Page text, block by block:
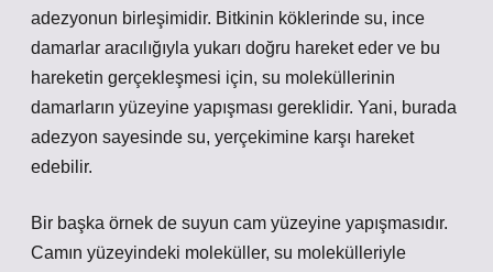
adezyonun birleşimidir. Bitkinin köklerinde su, ince
damarlar aracılığıyla yukarı doğru hareket eder ve bu
hareketin gerçekleşmesi için, su moleküllerinin
damarların yüzeyine yapışması gereklidir. Yani, burada
adezyon sayesinde su, yerçekimine karşı hareket
edebilir.
Bir başka örnek de suyun cam yüzeyine yapışmasıdır.
Camın yüzeyindeki moleküller, su molekülleriyle